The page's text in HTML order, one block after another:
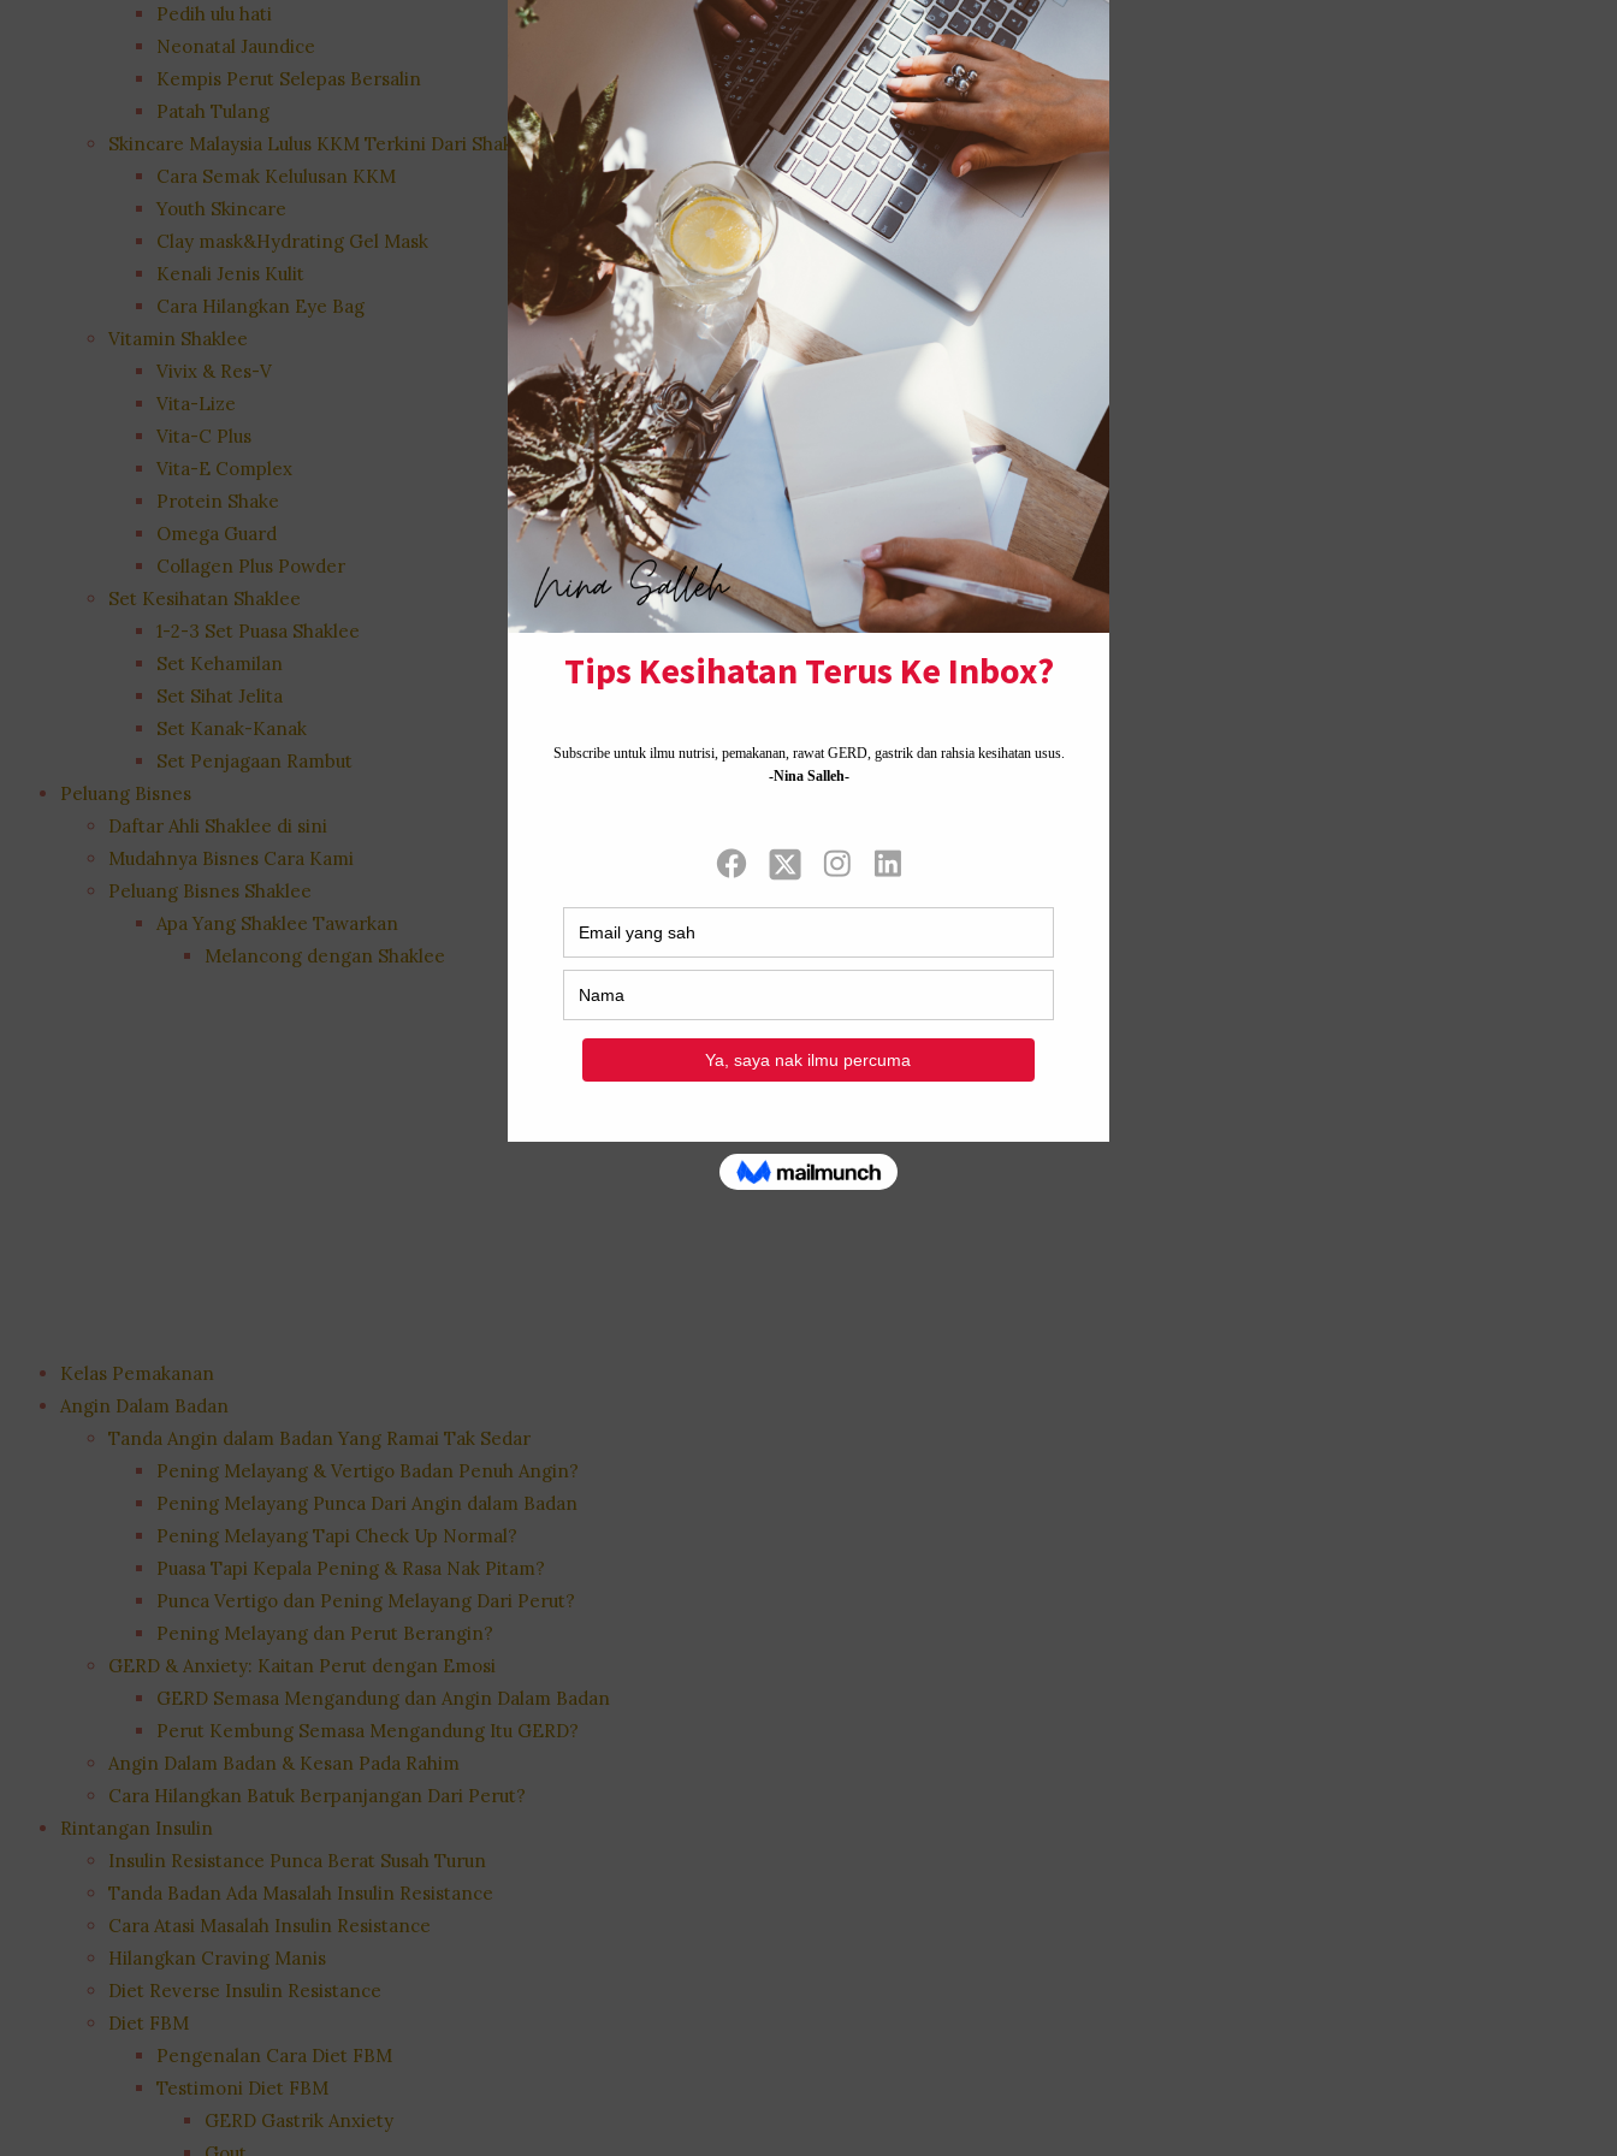
Pedih ulu hati
Neonatal Jaundice
Kempis Perut Selepas Bersalin
Patah Tulang
Skincare Malaysia Lulus KKM Terkini Dari Shaklee
Cara Semak Kelulusan KKM
Youth Skincare
Clay mask&Hydrating Gel Mask
Kenali Jenis Kulit
Cara Hilangkan Eye Bag
Vitamin Shaklee
Vivix & Res-V
Vita-Lize
Vita-C Plus
Vita-E Complex
Protein Shake
Omega Guard
Collagen Plus Powder
Set Kesihatan Shaklee
1-2-3 Set Puasa Shaklee
Set Kehamilan
Set Sihat Jelita
Set Kanak-Kanak
Set Penjagaan Rambut
Peluang Bisnes
Daftar Ahli Shaklee di sini
Mudahnya Bisnes Cara Kami
Peluang Bisnes Shaklee
Apa Yang Shaklee Tawarkan
Melancong dengan Shaklee
Kelas Pemakanan
Angin Dalam Badan
Tanda Angin dalam Badan Yang Ramai Tak Sedar
Pening Melayang & Vertigo Badan Penuh Angin?
Pening Melayang Punca Dari Angin dalam Badan
Pening Melayang Tapi Check Up Normal?
Puasa Tapi Kepala Pening & Rasa Nak Pitam?
Punca Vertigo dan Pening Melayang Dari Perut?
Pening Melayang dan Perut Berangin?
GERD & Anxiety: Kaitan Perut dengan Emosi
GERD Semasa Mengandung dan Angin Dalam Badan
Perut Kembung Semasa Mengandung Itu GERD?
Angin Dalam Badan & Kesan Pada Rahim
Cara Hilangkan Batuk Berpanjangan Dari Perut?
Rintangan Insulin
Insulin Resistance Punca Berat Susah Turun
Tanda Badan Ada Masalah Insulin Resistance
Cara Atasi Masalah Insulin Resistance
Hilangkan Craving Manis
Diet Reverse Insulin Resistance
Diet FBM
Pengenalan Cara Diet FBM
Testimoni Diet FBM
GERD Gastrik Anxiety